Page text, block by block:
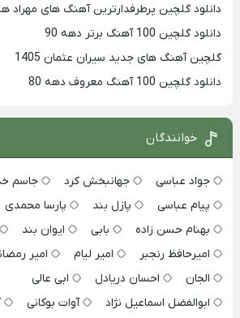
دانلود گلچین پرطرفدارترین آهنگ های مهراد هیدن
دانلود گلچین 100 آهنگ برتر دهه 90
گلچین آهنگ های جدید سیران عثمان 1405
دانلود گلچین 100 آهنگ معروف دهه 80
خوانندگان
جواد عباسی جهانبخش کرد
جاسم
پیام عباسی
پازل بند پارسا محمدی
بهنام حسن زاده
بابی ایوان بند
امیرحافظ رنجبر
امیر لیام امیر
الجان
احسان دریادل
ابی عالی
ابوالفضل اسماعیل نژاد
آوات بوکانی